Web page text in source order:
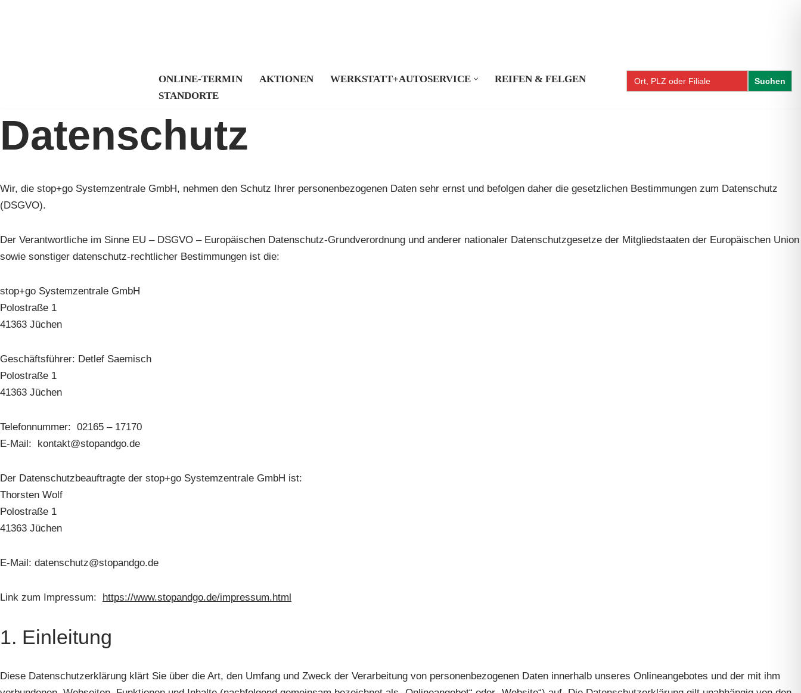
ONLINE-TERMIN
AKTIONEN WERKSTATT+AUTOSERVICE
REIFEN & FELGEN
STANDORTE
Standortsuche:
Datenschutz
Wir, die stop+go Systemzentrale GmbH, nehmen den Schutz Ihrer personenbezogenen Daten sehr ernst und befolgen daher die gesetzlichen Bestimmungen zum Datenschutz
(DSGVO).
Der Verantwortliche im Sinne EU – DSGVO – Europäischen Datenschutz-Grundverordnung und anderer nationaler Datenschutzgesetze der Mitgliedstaaten der Europäischen Union
sowie sonstiger datenschutz-rechtlicher Bestimmungen ist die:
stop+go Systemzentrale GmbH
Polostraße 1
41363 Jüchen
Geschäftsführer: Detlef Saemisch
Polostraße 1
41363 Jüchen
Telefonnummer: 02165 – 17170
E-Mail: kontakt@stopandgo.de
Der Datenschutzbeauftragte der stop+go Systemzentrale GmbH ist:
Thorsten Wolf
Polostraße 1
41363 Jüchen
E-Mail: datenschutz@stopandgo.de
Link zum Impressum: https://www.stopandgo.de/impressum.html
1. Einleitung
Diese Datenschutzerklärung klärt Sie über die Art, den Umfang und Zweck der Verarbeitung von personenbezogenen Daten innerhalb unseres Onlineangebotes und der mit ihm